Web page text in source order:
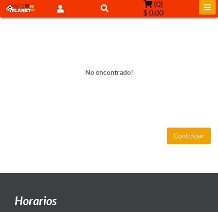
(0)
$ 0,00
No encontrado!
Continuar
Horarios